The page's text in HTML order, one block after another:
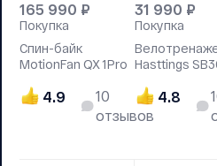
165 990 ₽
Покупка
Спин-байк
MotionFan QX 1Pro
4.9
10
отзывов
31 990 ₽
Покупка
Hasttings
4.8